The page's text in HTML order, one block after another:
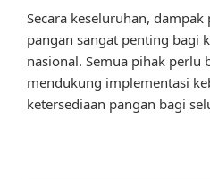
Secara keseluruhan,
pangan sangat penting bagi
nasional. Semua pihak perlu
mendukung implementasi
ketersediaan pangan bagi